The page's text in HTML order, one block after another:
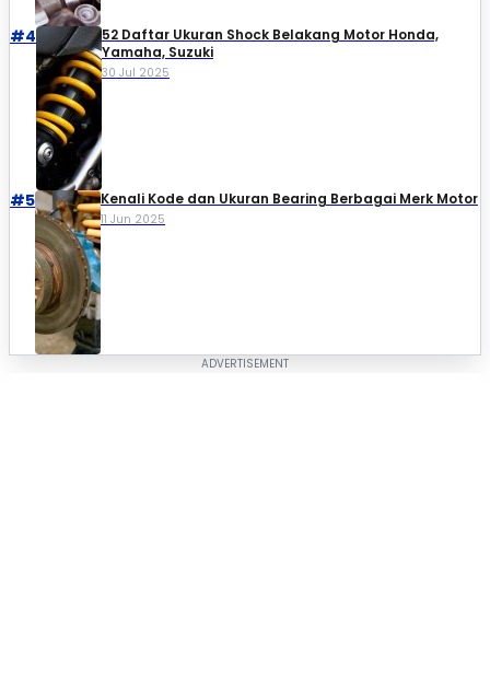
#4
52 Daftar Ukuran Shock Belakang Motor Honda,
Yamaha, Suzuki​
30 Jul 2025
#5 Kenali Kode dan Ukuran Bearing Berbagai Merk Motor
11 Jun 2025